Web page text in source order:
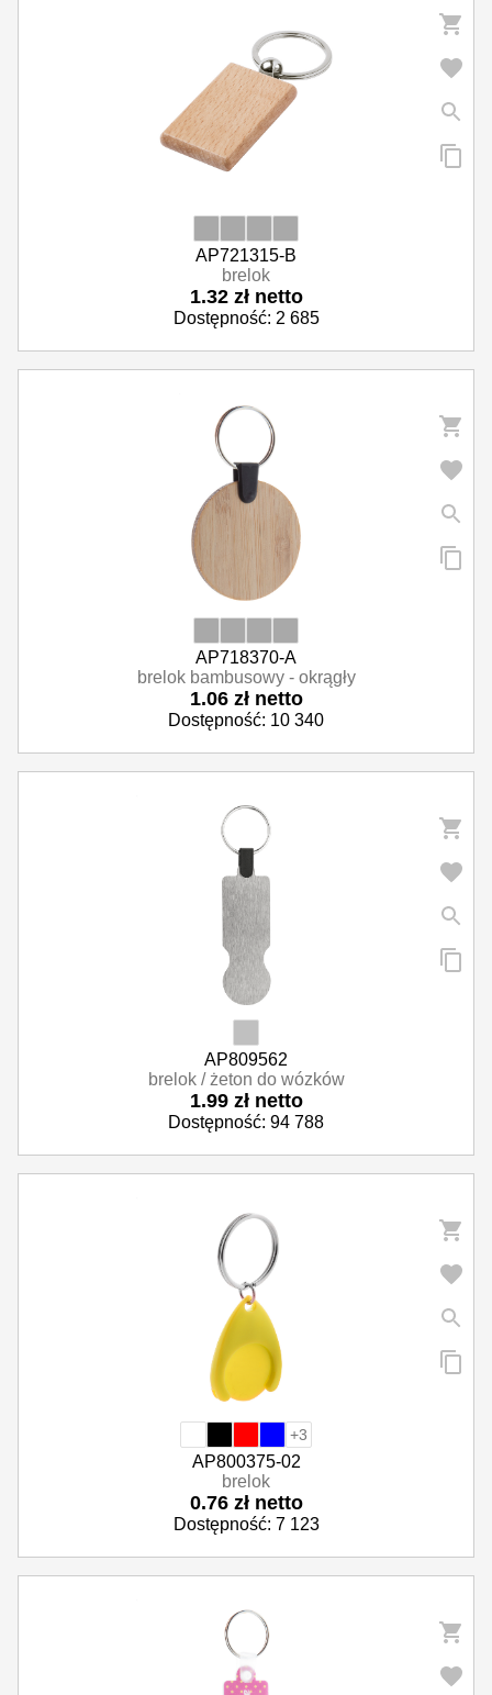
AP721315-B
brelok
1.32 zł netto
Dostępność: 2 685
AP718370-A
brelok bambusowy - okrągły
1.06 zł netto
Dostępność: 10 340
AP809562
brelok / żeton do wózków
1.99 zł netto
Dostępność: 94 788
+3
AP800375-02
brelok
0.76 zł netto
Dostępność: 7 123